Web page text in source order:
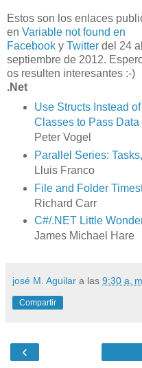
Estos son los enlaces
en Variable not found en
Facebook y Twitter del 24
septiembre de 2012.
os resulten interesantes :-)
.Net
Use Structs Instead of
Classes to Pass
Peter Vogel
Parallel Series:
Lluis Franco
File and Folder
Richard Carr
C#/.NET Little
James Michael Hare
josé M. Aguilar a las 9:30 a.
Compartir
‹